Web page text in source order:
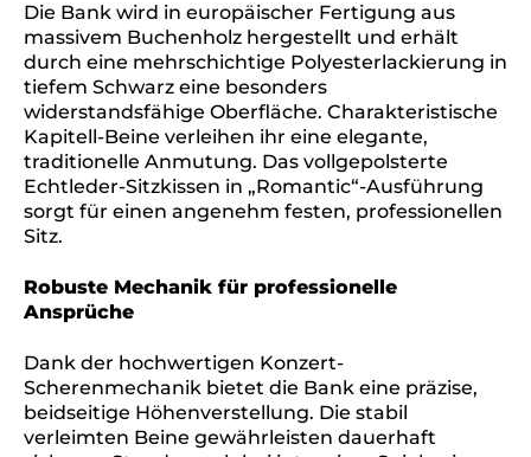
Die Bank wird in europäischer Fertigung aus
massivem Buchenholz hergestellt und erhält
durch eine mehrschichtige Polyesterlackierung in
tiefem Schwarz eine besonders
widerstandsfähige Oberfläche. Charakteristische
Kapitell-Beine verleihen ihr eine elegante,
traditionelle Anmutung. Das vollgepolsterte
Echtleder-Sitzkissen in „Romantic“-Ausführung
sorgt für einen angenehm festen, professionellen
Sitz.
Robuste Mechanik für professionelle
Ansprüche
Dank der hochwertigen Konzert-
Scherenmechanik bietet die Bank eine präzise,
beidseitige Höhenverstellung. Die stabil
verleimten Beine gewährleisten dauerhaft